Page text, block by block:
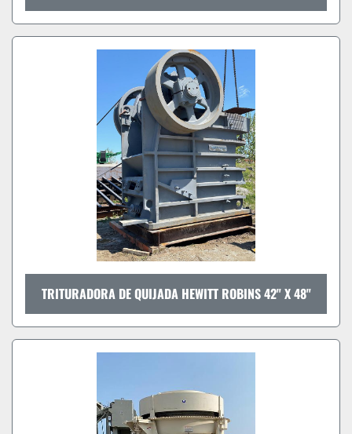
TRITURADORA DE QUIJADA HEWITT ROBINS 42" X 48"